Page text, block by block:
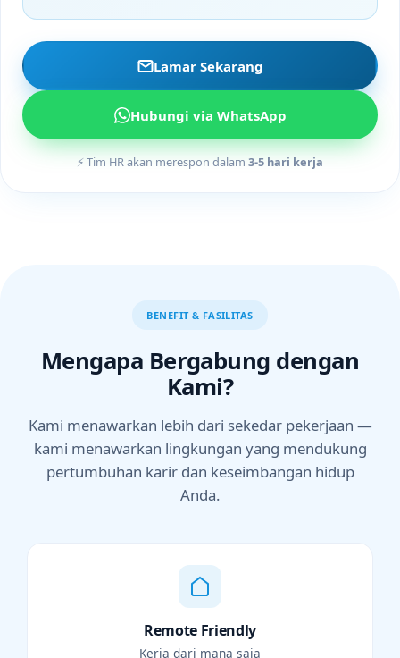
Lamar Sekarang
Hubungi via WhatsApp
⚡ Tim HR akan merespon dalam 3-5 hari kerja
BENEFIT & FASILITAS
Mengapa Bergabung dengan
Kami?
Kami menawarkan lebih dari sekedar pekerjaan —
kami menawarkan lingkungan yang mendukung
pertumbuhan karir dan keseimbangan hidup
Anda.
Remote Friendly
Kerja dari mana saja